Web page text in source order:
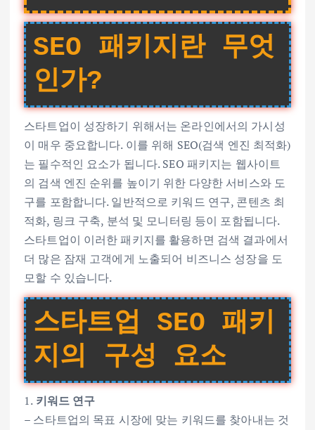
SEO 패키지란 무엇
인가?
스타트업이 성장하기 위해서는 온라인에서의 가시성
이 매우 중요합니다. 이를 위해 SEO(검색 엔진 최적화)
는 필수적인 요소가 됩니다. SEO 패키지는 웹사이트
의 검색 엔진 순위를 높이기 위한 다양한 서비스와 도
구를 포함합니다. 일반적으로 키워드 연구, 콘텐츠 최
적화, 링크 구축, 분석 및 모니터링 등이 포함됩니다.
스타트업이 이러한 패키지를 활용하면 검색 결과에서
더 많은 잠재 고객에게 노출되어 비즈니스 성장을 도
모할 수 있습니다.
스타트업 SEO 패키
지의 구성 요소
1. 키워드 연구
– 스타트업의 목표 시장에 맞는 키워드를 찾아내는 것